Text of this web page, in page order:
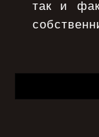
так и